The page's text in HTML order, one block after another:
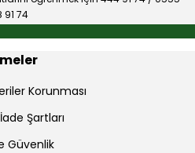
91 74
Korunması
Şartları
Güvenlik